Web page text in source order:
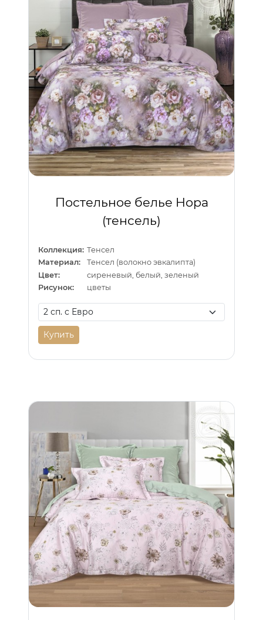
Постельное белье Нора
(тенсель)
Коллекция: Тенсел
Материал:
Тенсел (волокно эвкалипта)
Цвет:
сиреневый, белый, зеленый
Рисунок:
цветы
Купить